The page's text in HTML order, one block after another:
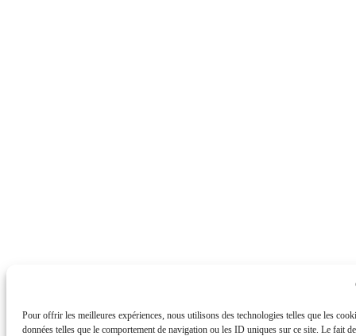
Pour offrir les meilleures expériences, nous utilisons des technologies telles que les
données telles que le comportement de navigation ou les ID uniques sur ce site. Le fait